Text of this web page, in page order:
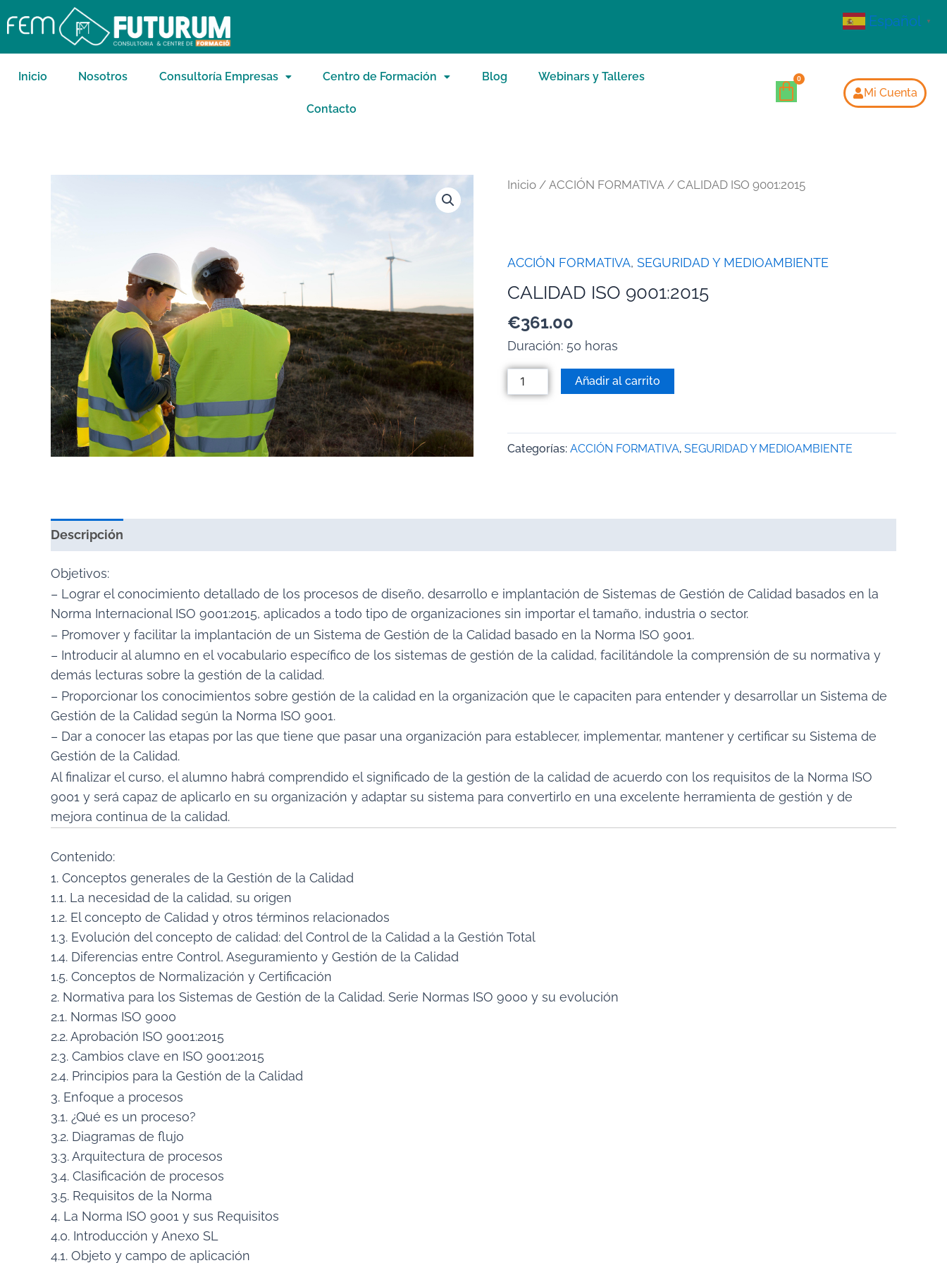
Inicio Nosotros Consultoría Empresas Centro de Formación Blog Webinars y Talleres
Contacto
Mi Cuenta
Inicio / ACCIÓN FORMATIVA / CALIDAD ISO 9001:2015
ACCIÓN FORMATIVA, SEGURIDAD Y MEDIOAMBIENTE
CALIDAD ISO 9001:2015
€361.00
Duración: 50 horas
Añadir al carrito
Categorías: ACCIÓN FORMATIVA, SEGURIDAD Y MEDIOAMBIENTE
Descripción
Objetivos:
– Lograr el conocimiento detallado de los procesos de diseño, desarrollo e implantación de Sistemas de Gestión de Calidad basados en la
Norma Internacional ISO 9001:2015, aplicados a todo tipo de organizaciones sin importar el tamaño, industria o sector.
– Promover y facilitar la implantación de un Sistema de Gestión de la Calidad basado en la Norma ISO 9001.
– Introducir al alumno en el vocabulario específico de los sistemas de gestión de la calidad, facilitándole la comprensión de su normativa y
demás lecturas sobre la gestión de la calidad.
– Proporcionar los conocimientos sobre gestión de la calidad en la organización que le capaciten para entender y desarrollar un Sistema de
Gestión de la Calidad según la Norma ISO 9001.
– Dar a conocer las etapas por las que tiene que pasar una organización para establecer, implementar, mantener y certificar su Sistema de
Gestión de la Calidad.
Al finalizar el curso, el alumno habrá comprendido el significado de la gestión de la calidad de acuerdo con los requisitos de la Norma ISO
9001 y será capaz de aplicarlo en su organización y adaptar su sistema para convertirlo en una excelente herramienta de gestión y de
mejora continua de la calidad.
Contenido:
1. Conceptos generales de la Gestión de la Calidad
1.1. La necesidad de la calidad, su origen
1.2. El concepto de Calidad y otros términos relacionados
1.3. Evolución del concepto de calidad: del Control de la Calidad a la Gestión Total
1.4. Diferencias entre Control, Aseguramiento y Gestión de la Calidad
1.5. Conceptos de Normalización y Certificación
2. Normativa para los Sistemas de Gestión de la Calidad. Serie Normas ISO 9000 y su evolución
2.1. Normas ISO 9000
2.2. Aprobación ISO 9001:2015
2.3. Cambios clave en ISO 9001:2015
2.4. Principios para la Gestión de la Calidad
3. Enfoque a procesos
3.1. ¿Qué es un proceso?
3.2. Diagramas de flujo
3.3. Arquitectura de procesos
3.4. Clasificación de procesos
3.5. Requisitos de la Norma
4. La Norma ISO 9001 y sus Requisitos
4.0. Introducción y Anexo SL
4.1. Objeto y campo de aplicación
Español ▼